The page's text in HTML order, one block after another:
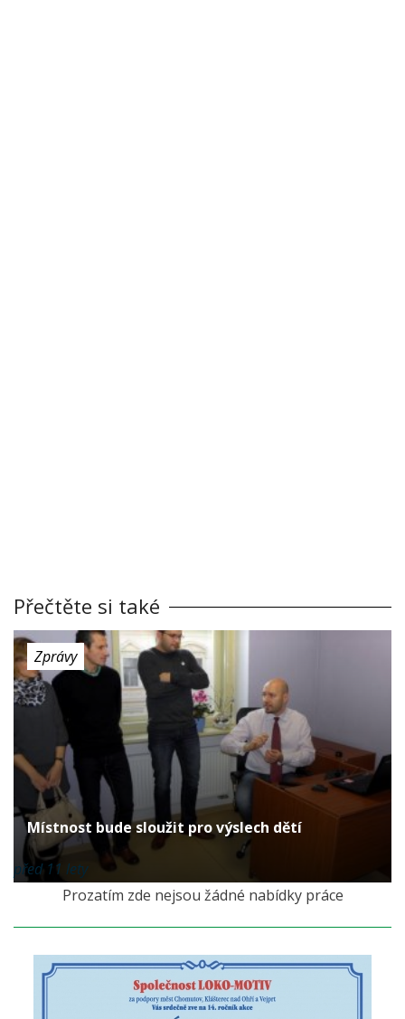
Přečtěte si také
Zprávy
Místnost bude sloužit pro výslech dětí
před 11 lety
Prozatím zde nejsou žádné nabídky práce